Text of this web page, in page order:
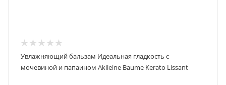
Увлажняющий бальзам Идеальная гладкость с
мочевиной и папаином Akileine Baume Kerato Lissant